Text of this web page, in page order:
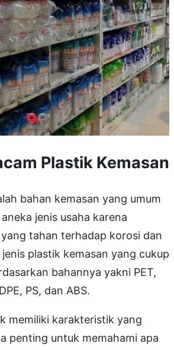
Plastik Kemasan
bahan kemasan yang umum
jenis usaha karena
tahan terhadap korosi dan
plastik kemasan yang cukup
bahannya yakni PET,
PS, dan ABS.
memiliki karakteristik yang
penting untuk memahami apa